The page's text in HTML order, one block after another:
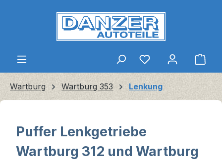
Zum Hauptinhalt springen
Wartburg Wartburg 353 Lenkung
Puffer Lenkgetriebe
Wartburg 312 und Wartburg